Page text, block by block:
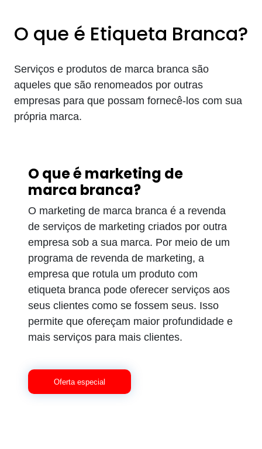
O que é Etiqueta Branca?
Serviços e produtos de marca branca são
aqueles que são renomeados por outras
empresas para que possam fornecê-los com sua
própria marca.
O que é marketing de
marca branca?
O marketing de marca branca é a revenda
de serviços de marketing criados por outra
empresa sob a sua marca. Por meio de um
programa de revenda de marketing, a
empresa que rotula um produto com
etiqueta branca pode oferecer serviços aos
seus clientes como se fossem seus. Isso
permite que ofereçam maior profundidade e
mais serviços para mais clientes.
Oferta especial